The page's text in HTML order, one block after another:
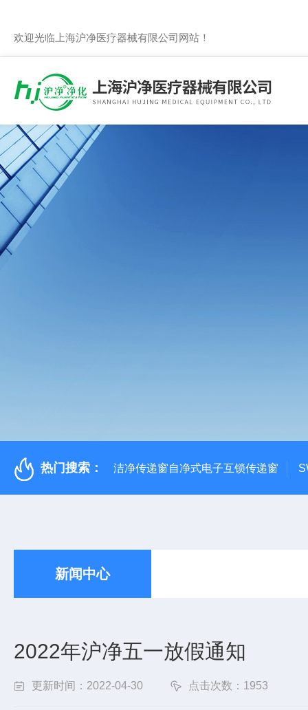
欢迎光临上海沪净医疗器械有限公司网站！
热门搜索： 洁净传递窗自净式电子互锁传递窗
新闻中心
2022年沪净五一放假通知
更新时间：2022-04-30 点击次数：1953